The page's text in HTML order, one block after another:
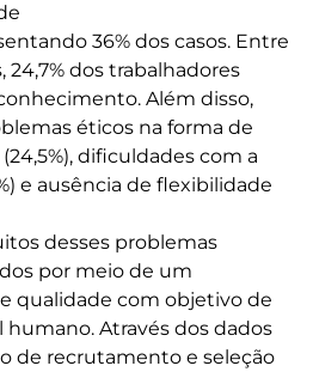
36% dos casos. Entre
dos trabalhadores
Além disso,
éticos na forma de
dificuldades com a
e ausência de flexibilidade
desses problemas
por meio de um
qualidade com objetivo de
Através dos dados
de recrutamento e seleção